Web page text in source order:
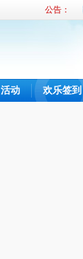
活动 欢乐签到
公告：